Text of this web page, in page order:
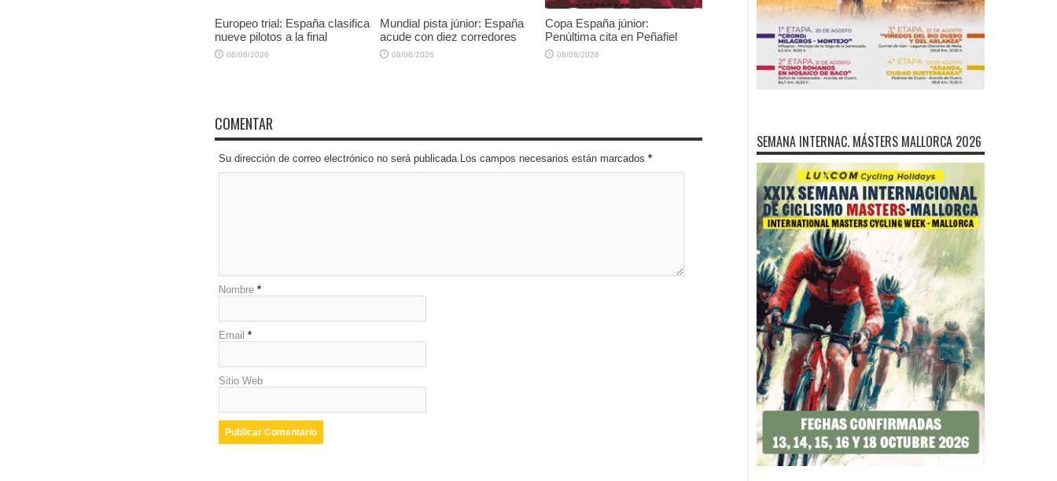
Europeo trial: España clasifica
nueve pilotos a la final
08/08/2026
Mundial pista júnior: España
acude con diez corredores
08/08/2026
Copa España júnior:
Penúltima cita en Peñafiel
08/08/2026
COMENTAR
Su dirección de correo electrónico no será publicada.Los campos necesarios están marcados *
Nombre *
Email *
Sitio Web
SEMANA INTERNAC. MÁSTERS MALLORCA 2026